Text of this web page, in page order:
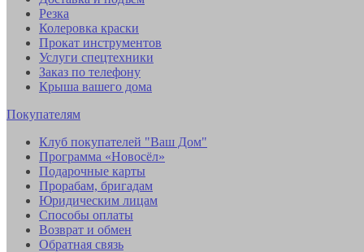
Резка
Колеровка краски
Прокат инструментов
Услуги спецтехники
Заказ по телефону
Крыша вашего дома
Покупателям
Клуб покупателей "Ваш Дом"
Программа «Новосёл»
Подарочные карты
Прорабам, бригадам
Юридическим лицам
Способы оплаты
Возврат и обмен
Обратная связь